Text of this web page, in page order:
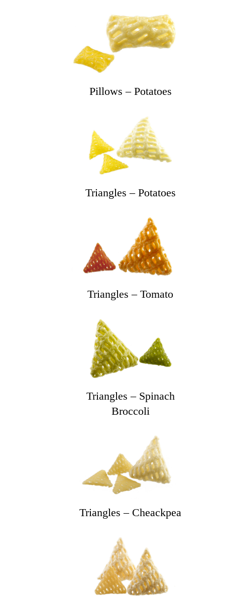
Pillows – Potatoes
Triangles – Potatoes
Triangles – Tomato
Triangles – Spinach
Broccoli
Triangles – Cheackpea